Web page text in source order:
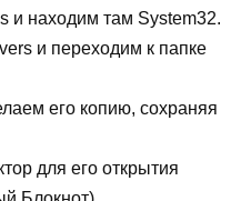
и находим там System32.
и переходим к папке
его копию, сохраняя
для его открытия